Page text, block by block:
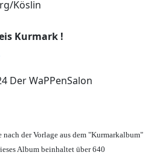
Köslin
Kurmark !
Der WaPPenSalon
nach der Vorlage aus dem "Kurmarkalbum"
Album beinhaltet über 640